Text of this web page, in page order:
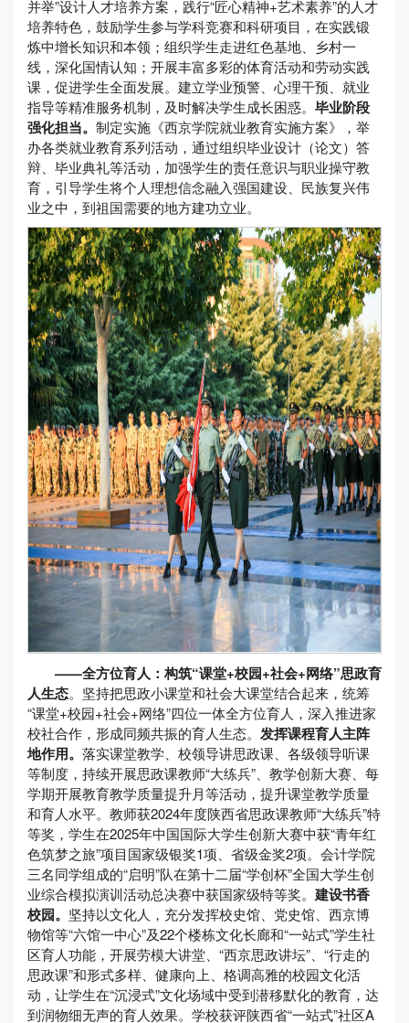
并举”设计人才培养方案，践行“匠心精神+艺术素养”的人才
培养特色，鼓励学生参与学科竞赛和科研项目，在实践锻
炼中增长知识和本领；组织学生走进红色基地、乡村一
线，深化国情认知；开展丰富多彩的体育活动和劳动实践
课，促进学生全面发展。建立学业预警、心理干预、就业
指导等精准服务机制，及时解决学生成长困惑。 毕业阶段
强化担当。 制定实施《西京学院就业教育实施方案》，举
办各类就业教育系列活动，通过组织毕业设计（论文）答
辩、毕业典礼等活动，加强学生的责任意识与职业操守教
育，引导学生将个人理想信念融入强国建设、民族复兴伟
业之中，到祖国需要的地方建功立业。
——全方位育人：构筑“课堂+校园+社会+网络”思政育
人生态。坚持把思政小课堂和社会大课堂结合起来，统筹
“课堂+校园+社会+网络”四位一体全方位育人，深入推进家
校社合作，形成同频共振的育人生态。 发挥课程育人主阵
地作用。 落实课堂教学、校领导讲思政课、各级领导听课
等制度，持续开展思政课教师“大练兵”、教学创新大赛、每
学期开展教育教学质量提升月等活动，提升课堂教学质量
和育人水平。教师获2024年度陕西省思政课教师“大练兵”特
等奖，学生在2025年中国国际大学生创新大赛中获“青年红
色筑梦之旅”项目国家级银奖1项、省级金奖2项。会计学院
三名同学组成的“启明”队在第十二届“学创杯”全国大学生创
业综合模拟演训活动总决赛中获国家级特等奖。 建设书香
校园。 坚持以文化人，充分发挥校史馆、党史馆、西京博
物馆等“六馆一中心”及22个楼栋文化长廊和“一站式”学生社
区育人功能，开展劳模大讲堂、“西京思政讲坛”、“行走的
思政课”和形式多样、健康向上、格调高雅的校园文化活
动，让学生在“沉浸式”文化场域中受到潜移默化的教育，达
到润物细无声的育人效果。学校获评陕西省“一站式”社区A